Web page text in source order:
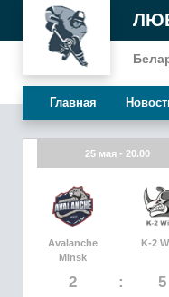
Главная
25 мая - 20.00
Avalanche
Minsk
2
K-2
5